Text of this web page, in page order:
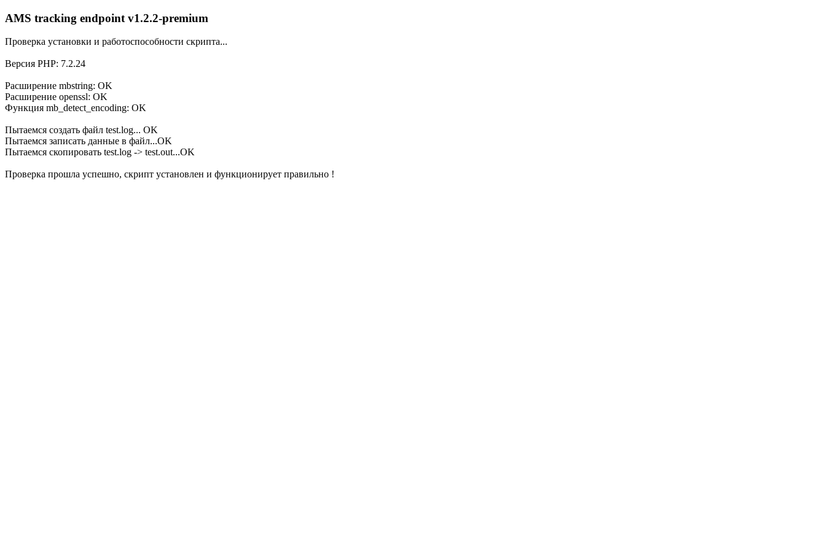
AMS tracking endpoint v1.2.2-premium
Проверка установки и работоспособности скрипта...
Версия PHP: 7.2.24
Расширение mbstring: OK
Расширение openssl: OK
Функция mb_detect_encoding: OK
Пытаемся создать файл test.log... OK
Пытаемся записать данные в файл...OK
Пытаемся скопировать test.log -> test.out...OK
Проверка прошла успешно, скрипт установлен и функционирует правильно !